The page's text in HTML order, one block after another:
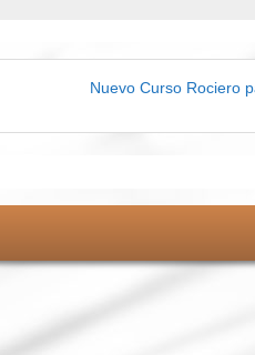
Nuevo Curso Rociero